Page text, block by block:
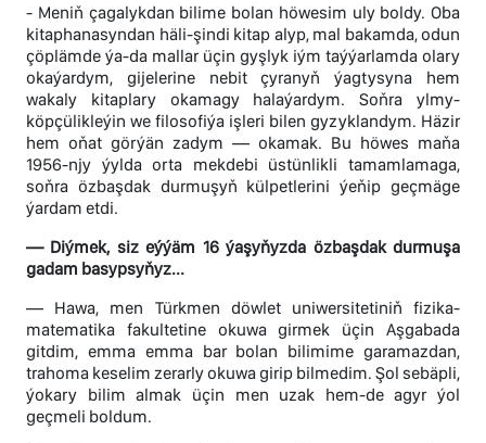
- Meniň çagalykdan bilime bolan höwesim uly boldy. Oba
kitaphanasyndan häli-şindi kitap alyp, mal bakamda, odun
çöplämde ýa-da mallar üçin gyşlyk iým taýýarlamda olary
okaýardym, gijelerine nebit çyranyň ýagtysyna hem
wakaly kitaplary okamagy halaýardym. Soňra ylmy-
köpçülikleýin we filosofiýa işleri bilen gyzyklandym. Häzir
hem oňat görýän zadym — okamak. Bu höwes maňa
1956-njy ýylda orta mekdebi üstünlikli tamamlamaga,
soňra özbaşdak durmuşyň külpetlerini ýeňip geçmäge
ýardam etdi.
— Diýmek, siz eýýäm 16 ýaşyňyzda özbaşdak durmuşa
gadam basypsyňyz...
— Hawa, men Türkmen döwlet uniwersitetiniň fizika-
matematika fakultetine okuwa girmek üçin Aşgabada
gitdim, emma emma bar bolan bilimime garamazdan,
trahoma keselim zerarly okuwa girip bilmedim. Şol sebäpli,
ýokary bilim almak üçin men uzak hem-de agyr ýol
geçmeli boldum.